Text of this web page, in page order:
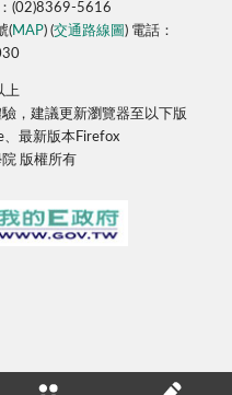
(02)8369-5616
(MAP) (交通路線圖 ) 電話：
上
，建議更新瀏覽器至以下版
、最新版本Firefox
版權所有